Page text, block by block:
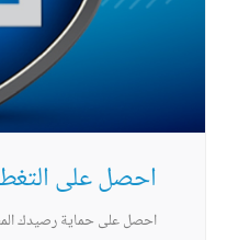
احصل على
احصل على حماية رصيدك